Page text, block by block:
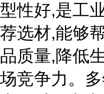
型性好,是工
荐选材,能够
品质量,降低
场竞争力。